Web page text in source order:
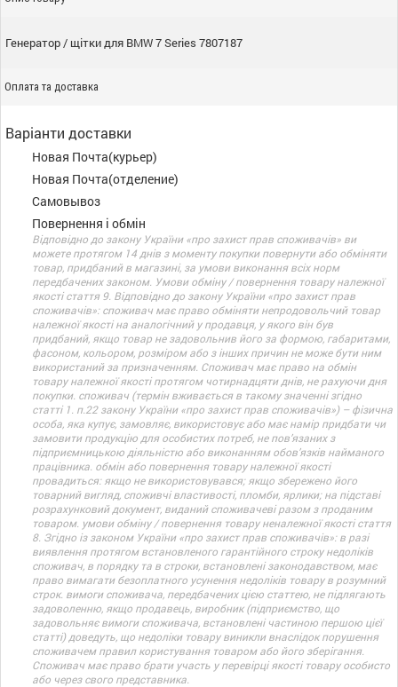
Генератор / щітки для BMW 7 Series 7807187
Оплата та доставка
Варіанти доставки
Новая Почта(курьер)
Новая Почта(отделение)
Самовывоз
Повернення і обмін
Відповідно до закону України «про захист прав споживачів» ви
можете протягом 14 днів з моменту покупки повернути або обміняти
товар, придбаний в магазині, за умови виконання всіх норм
передбачених законом. Умови обміну / повернення товару належної
якості стаття 9. Відповідно до закону України «про захист прав
споживачів»: споживач має право обміняти непродовольчий товар
належної якості на аналогічний у продавця, у якого він був
придбаний, якщо товар не задовольнив його за формою, габаритами,
фасоном, кольором, розміром або з інших причин не може бути ним
використаний за призначенням. Споживач має право на обмін
товару належної якості протягом чотирнадцяти днів, не рахуючи дня
покупки. споживач (термін вживається в такому значенні згідно
статті 1. п.22 закону України «про захист прав споживачів») – фізична
особа, яка купує, замовляє, використовує або має намір придбати чи
замовити продукцію для особистих потреб, не пов’язаних з
підприємницькою діяльністю або виконанням обов’язків найманого
працівника. обмін або повернення товару належної якості
провадиться: якщо не використовувався; якщо збережено його
товарний вигляд, споживчі властивості, пломби, ярлики; на підставі
розрахунковий документ, виданий споживачеві разом з проданим
товаром. умови обміну / повернення товару неналежної якості стаття
8. Згідно із законом України «про захист прав споживачів»: в разі
виявлення протягом встановленого гарантійного строку недоліків
споживач, в порядку та в строки, встановлені законодавством, має
право вимагати безоплатного усунення недоліків товару в розумний
строк. вимоги споживача, передбачених цією статтею, не підлягають
задоволенню, якщо продавець, виробник (підприємство, що
задовольняє вимоги споживача, встановлені частиною першою цієї
статті) доведуть, що недоліки товару виникли внаслідок порушення
споживачем правил користування товаром або його зберігання.
Споживач має право брати участь у перевірці якості товару особисто
або через свого представника.